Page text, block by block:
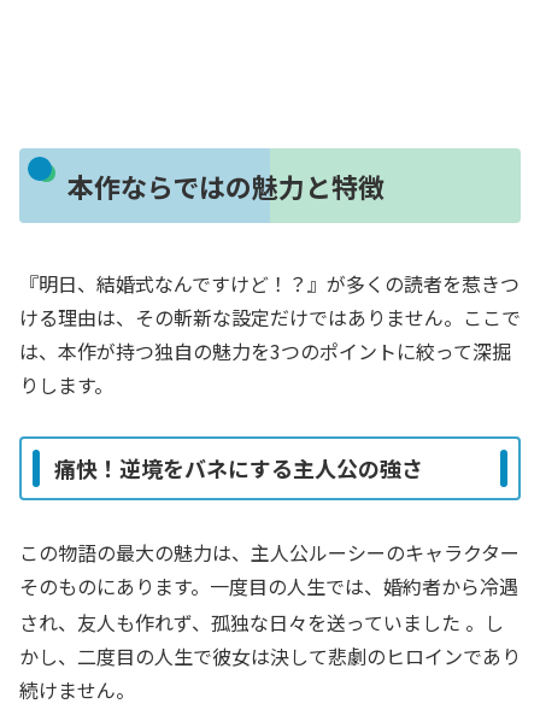
本作ならではの魅力と特徴
『明日、結婚式なんですけど！？』が多くの読者を惹きつ
ける理由は、その斬新な設定だけではありません。ここで
は、本作が持つ独自の魅力を3つのポイントに絞って深掘
りします。
痛快！逆境をバネにする主人公の強さ
この物語の最大の魅力は、主人公ルーシーのキャラクター
そのものにあります。一度目の人生では、婚約者から冷遇
され、友人も作れず、孤独な日々を送っていました 。し
かし、二度目の人生で彼女は決して悲劇のヒロインであり
続けません。